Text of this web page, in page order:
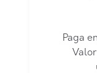
original
actual
Paga